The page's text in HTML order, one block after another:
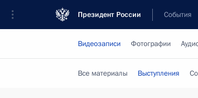
Президент России События
Видеозаписи Фотографии
Все материалы Выступления